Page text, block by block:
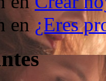
en ¿Eres